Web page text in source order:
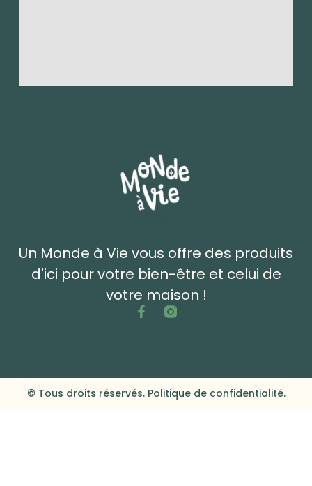
Un Monde à Vie vous offre des produits
d'ici pour votre bien-être et celui de
votre maison !
© Tous droits réservés. Politique de confidentialité.